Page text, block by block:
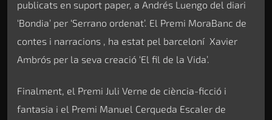
publicats en suport paper, a Andrés Luengo del diari
‘Bondia’ per ‘Serrano ordenat’. El Premi MoraBanc de
contes i narracions , ha estat pel barceloní Xavier
Ambrós per la seva creació ‘El fil de la Vida’.
Finalment, el Premi Juli Verne de ciència-ficció i
fantasia i el Premi Manuel Cerqueda Escaler de